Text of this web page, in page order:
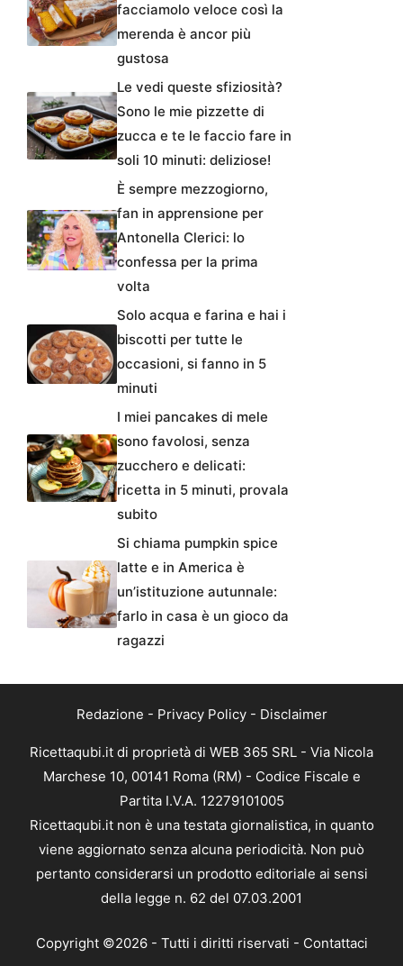
facciamolo veloce così la
merenda è ancor più
gustosa
Le vedi queste sfiziosità?
Sono le mie pizzette di
zucca e te le faccio fare in
soli 10 minuti: deliziose!
È sempre mezzogiorno,
fan in apprensione per
Antonella Clerici: lo
confessa per la prima
volta
Solo acqua e farina e hai i
biscotti per tutte le
occasioni, si fanno in 5
minuti
I miei pancakes di mele
sono favolosi, senza
zucchero e delicati:
ricetta in 5 minuti, provala
subito
Si chiama pumpkin spice
latte e in America è
un’istituzione autunnale:
farlo in casa è un gioco da
ragazzi
Redazione - Privacy Policy- Disclaimer
Ricettaqubi.it di proprietà di WEB 365 SRL - Via Nicola
Marchese 10, 00141 Roma (RM) - Codice Fiscale e
Partita I.V.A. 12279101005
Ricettaqubi.it non è una testata giornalistica, in quanto
viene aggiornato senza alcuna periodicità. Non può
pertanto considerarsi un prodotto editoriale ai sensi
della legge n. 62 del 07.03.2001
Copyright ©2026 - Tutti i diritti riservati - Contattaci